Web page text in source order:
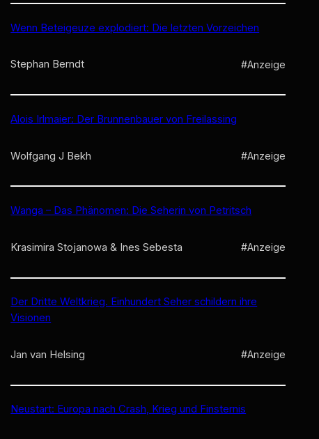
Wenn Beteigeuze explodiert: Die letzten Vorzeichen
Stephan Berndt #Anzeige
Alois Irlmaier: Der Brunnenbauer von Freilassing
Wolfgang J Bekh #Anzeige
Wanga – Das Phänomen: Die Seherin von Petritsch
Krasimira Stojanowa & Ines Sebesta #Anzeige
Der Dritte Weltkrieg. Einhundert Seher schildern ihre
Visionen
Jan van Helsing #Anzeige
Neustart: Europa nach Crash, Krieg und Finsternis